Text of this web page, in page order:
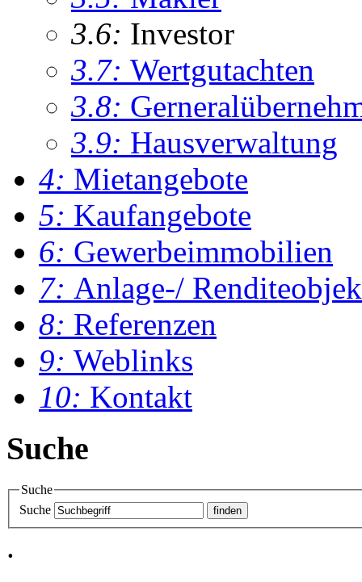
3.6: Investor
3.7: Wertgutachten
3.8:
3.9: Hausverwaltung
4: Mietangebote
5: Kaufangebote
6: Gewerbeimmobilien
7: Anlage-/
8: Referenzen
9: Weblinks
10: Kontakt
Suche
Suche
Suche
.